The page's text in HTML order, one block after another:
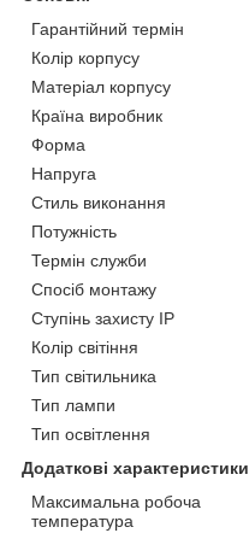
Гарантійний термін
Колір корпусу
Матеріал корпусу
Країна виробник
Форма
Напруга
Стиль виконання
Потужність
Термін служби
Спосіб монтажу
Ступінь захисту IP
Колір світіння
Тип світильника
Тип лампи
Тип освітлення
Додаткові характеристики
Максимальна робоча
температура